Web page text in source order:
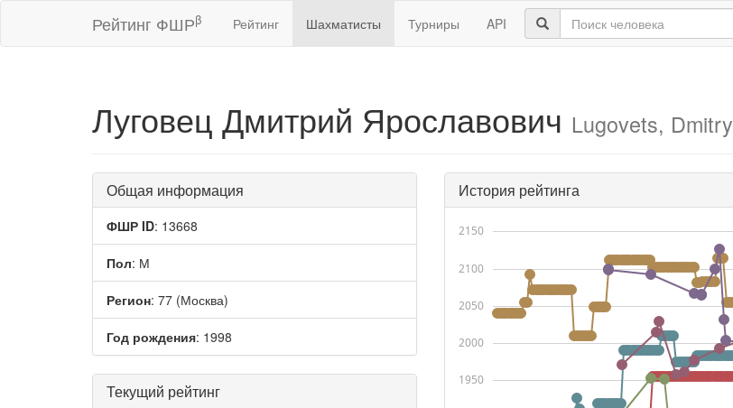
Рейтинг ФШРβ Рейтинг Шахматисты Турниры API
Луговец Дмитрий Ярославович Lugovets, Dmitry
Общая информация
ФШР ID: 13668
Пол: М
Регион: 77 (Москва)
Год рождения: 1998
Текущий рейтинг
История рейтинга
1950
2000
2050
2100
2150